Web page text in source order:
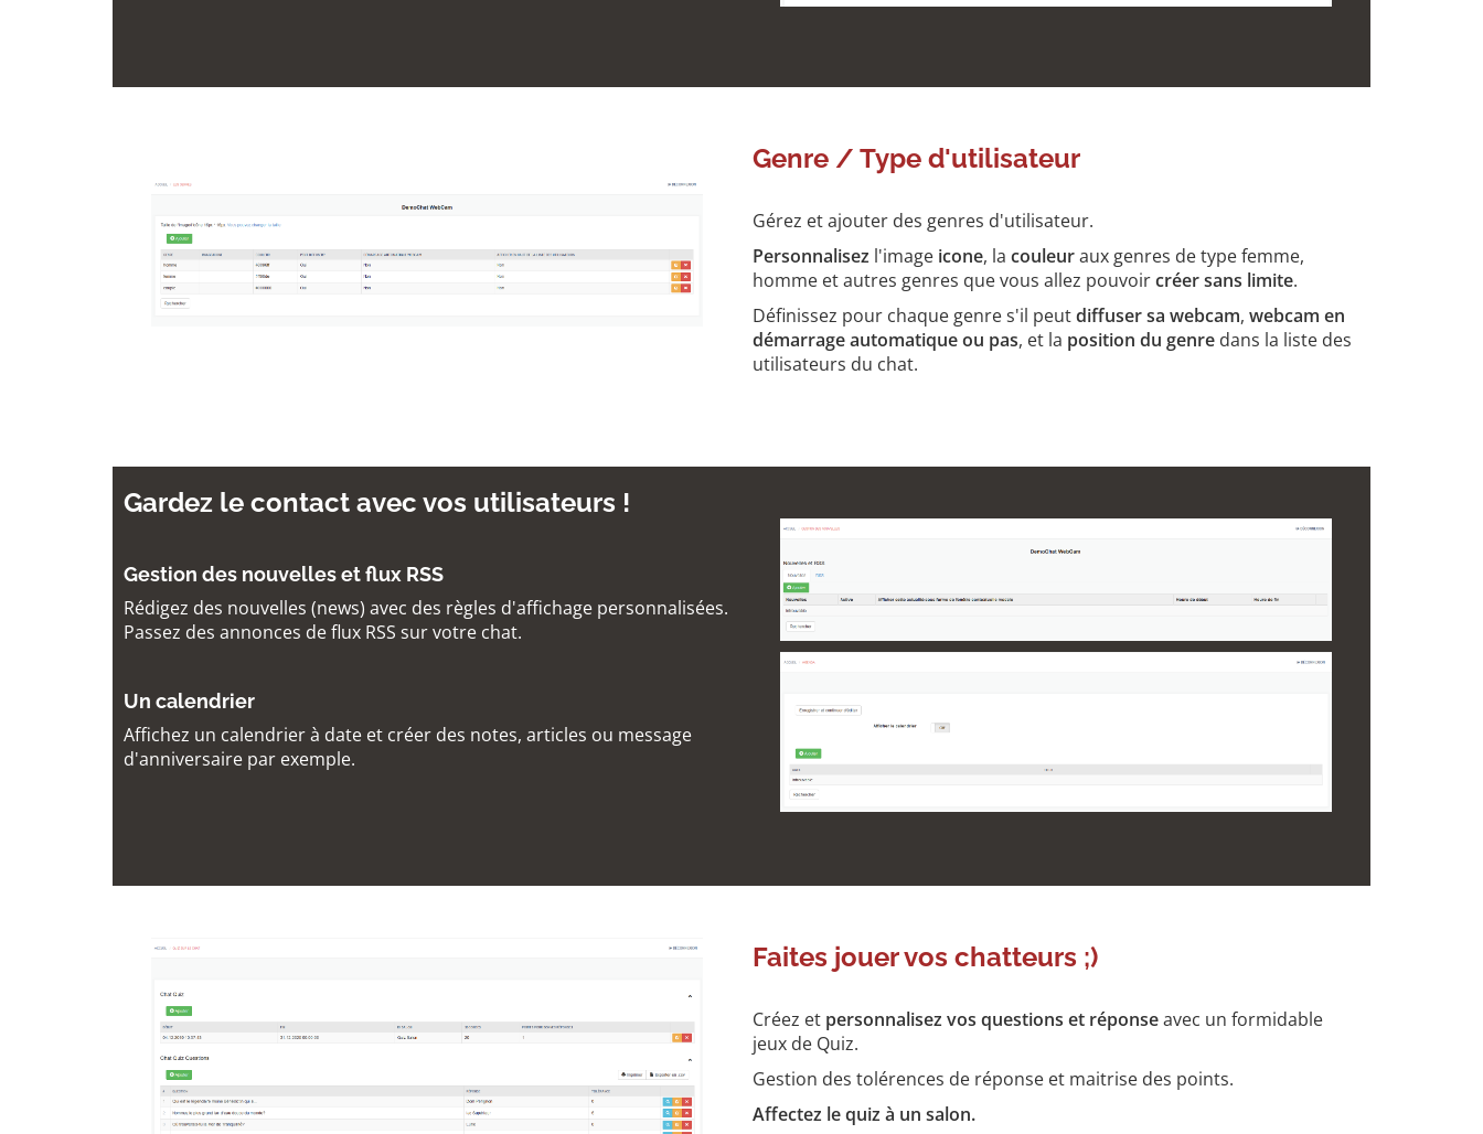
Genre / Type d'utilisateur
Gérez et ajouter des genres d'utilisateur.
Personnalisez l'image icone, la couleuraux genres de type femme,
homme et autres genres que vous allez pouvoircréer sans limite.
Définissez pour chaque genre s'il peutdiffuser sa webcam, webcam en
démarrage automatique ou pas, et la position du genre dans la liste des
utilisateurs du chat.
Gardez le contact avec vos utilisateurs !
Gestion des nouvelles et flux RSS
Rédigez des nouvelles (news) avec des règles d'affichage personnalisées.
Passez des annonces de flux RSS sur votre chat.
Un calendrier
Affichez un calendrier à date et créer des notes, articles ou message
d'anniversaire par exemple.
Faites jouer vos chatteurs ;)
Créez et personnalisez vos questions et réponseavec un formidable
jeux de Quiz.
Gestion des tolérences de réponse et maitrise des points.
Affectez le quiz à un salon.